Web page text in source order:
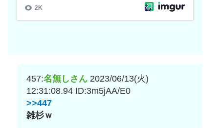
457:名無しさん 2023/06/13(火)
12:31:08.94 ID:3m5jAA/E0
>>447
雑杉ｗ